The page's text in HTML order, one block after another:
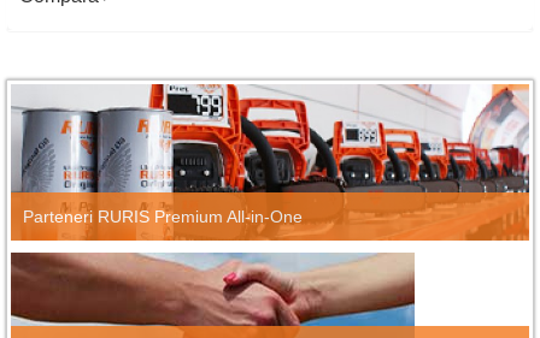
Parteneri RURIS Premium All-in-One